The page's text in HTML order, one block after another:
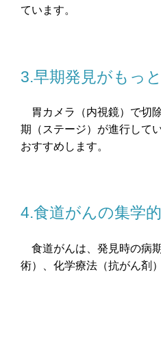
ています。
3.早期発見がもっ
胃カメラ（内視鏡）で切
期（ステージ）が進行して
おすすめします。
4.食道がんの集学
食道がんは、発見時の病
術）、化学療法（抗がん剤